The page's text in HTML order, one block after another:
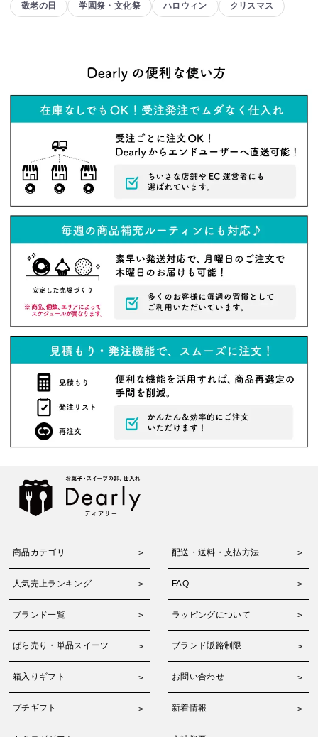
敬老の日 学園祭・文化祭 ハロウィン クリスマス
商品カテゴリ 配送・送料・支払方法
人気売上ランキング FAQ
ブランド一覧 ラッピングについて
ばら売り・単品スイーツ ブランド販路制限
箱入りギフト お問い合わせ
プチギフト 新着情報